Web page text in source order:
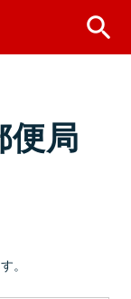
便局
。